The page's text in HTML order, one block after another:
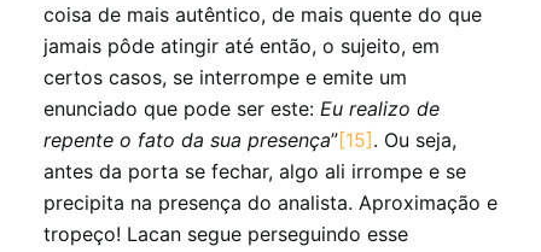
coisa de mais autêntico, de mais quente do que
jamais pôde atingir até então, o sujeito, em
certos casos, se interrompe e emite um
enunciado que pode ser este: Eu realizo de
repente o fato da sua presença”[15] . Ou seja,
antes da porta se fechar, algo ali irrompe e se
precipita na presença do analista. Aproximação e
tropeço! Lacan segue perseguindo esse